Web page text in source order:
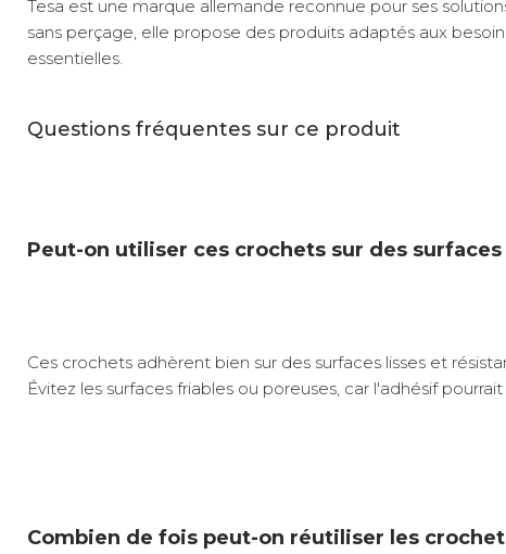
Tesa est une marque allemande reconnue pour ses
sans perçage, elle propose des produits adaptés aux
essentielles.
Questions fréquentes sur ce produit
Peut-on utiliser ces crochets sur des
Ces crochets adhèrent bien sur des surfaces lisses et
Évitez les surfaces friables ou poreuses, car l'adhésif
Combien de fois peut-on réutiliser les